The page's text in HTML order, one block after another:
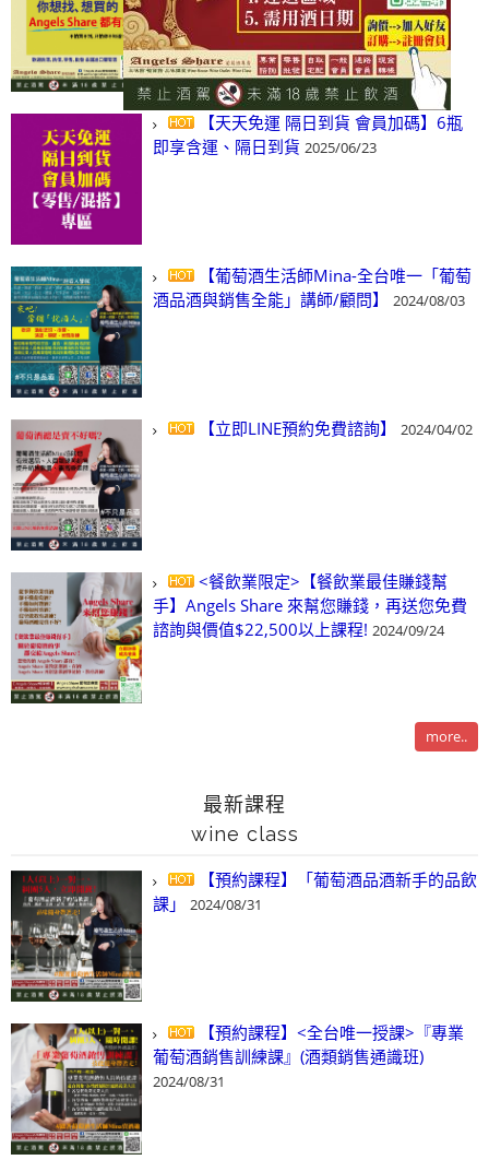
2024/03/01
【天天免運 隔日到貨 會員加碼】6瓶
即享含運、隔日到貨 2025/06/23
【葡萄酒生活師Mina-全台唯一「葡萄
酒品酒與銷售全能」講師/顧問】
2024/08/03
【立即LINE預約免費諮詢】 2024/04/02
<餐飲業限定>【餐飲業最佳賺錢幫
手】Angels Share 來幫您賺錢，再送您免費
諮詢與價值$22,500以上課程! 2024/09/24
more..
最新課程
wine class
【預約課程】「葡萄酒品酒新手的品飲
課」
2024/08/31
【預約課程】<全台唯一授課>『專業
葡萄酒銷售訓練課』(酒類銷售通識班)
2024/08/31